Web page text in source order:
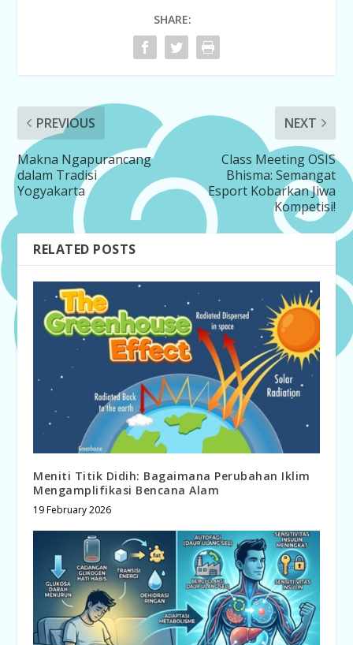
SHARE:
PREVIOUS
Makna Ngapurancang
dalam Tradisi
Yogyakarta
NEXT
Class Meeting OSIS
Bhisma: Semangat
Esport Kobarkan Jiwa
Kompetisi!
RELATED POSTS
Meniti Titik Didih: Bagaimana Perubahan Iklim
Mengamplifikasi Bencana Alam
19 February 2026